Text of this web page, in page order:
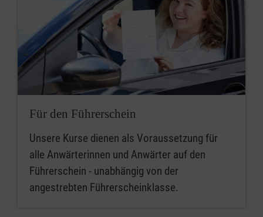
Für den Führerschein
Unsere Kurse dienen als Voraussetzung für
alle Anwärterinnen und Anwärter auf den
Führerschein - unabhängig von der
angestrebten Führerscheinklasse.